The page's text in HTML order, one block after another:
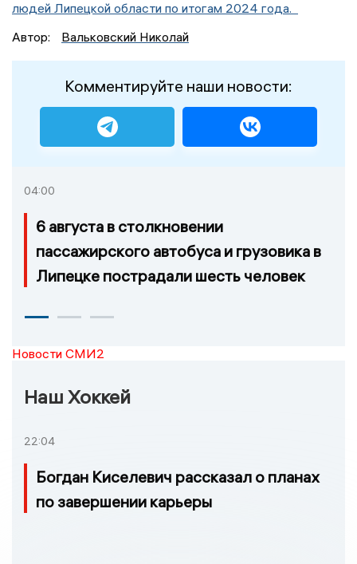
людей Липецкой области по итогам 2024 года.
Автор:
Вальковский Николай
Комментируйте наши новости:
04:00
6 августа в столкновении
пассажирского автобуса и грузовика в
Липецке пострадали шесть человек
Новости СМИ2
Наш Хоккей
22:04
Богдан Киселевич рассказал о планах
по завершении карьеры